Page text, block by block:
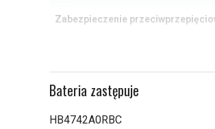
Zabezpieczenie
Pojemność:
Bateria zastępuje
HB4742A0RBC